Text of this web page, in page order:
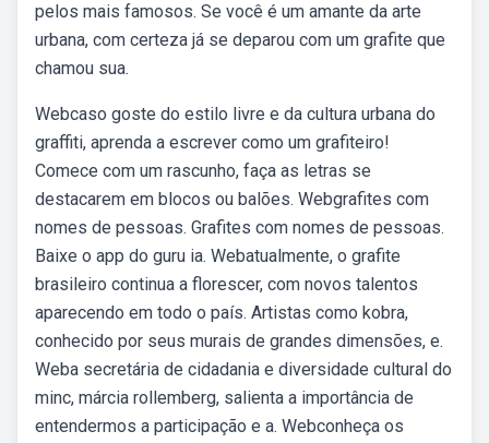
pelos mais famosos. Se você é um amante da arte
urbana, com certeza já se deparou com um grafite que
chamou sua.
Webcaso goste do estilo livre e da cultura urbana do
graffiti, aprenda a escrever como um grafiteiro!
Comece com um rascunho, faça as letras se
destacarem em blocos ou balões. Webgrafites com
nomes de pessoas. Grafites com nomes de pessoas.
Baixe o app do guru ia. Webatualmente, o grafite
brasileiro continua a florescer, com novos talentos
aparecendo em todo o país. Artistas como kobra,
conhecido por seus murais de grandes dimensões, e.
Weba secretária de cidadania e diversidade cultural do
minc, márcia rollemberg, salienta a importância de
entendermos a participação e a. Webconheça os